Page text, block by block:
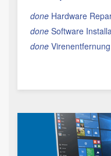
done Hardware
done Software
done Virenentfernung